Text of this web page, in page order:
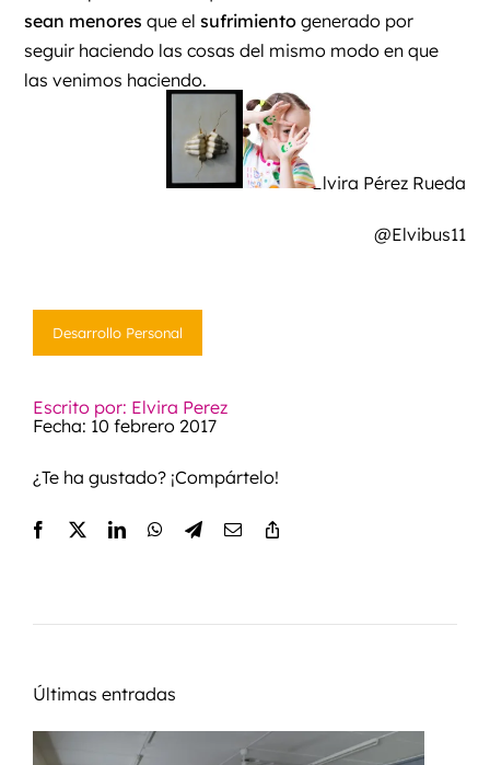
sean menores que elsufrimiento generado por
seguir haciendo las cosas del mismo modo en que
las venimos haciendo.
Elvira Pérez Rueda
@Elvibus11
Desarrollo Personal
Escrito por: Elvira Perez
Fecha: 10 febrero 2017
¿Te ha gustado? ¡Compártelo!
Últimas entradas